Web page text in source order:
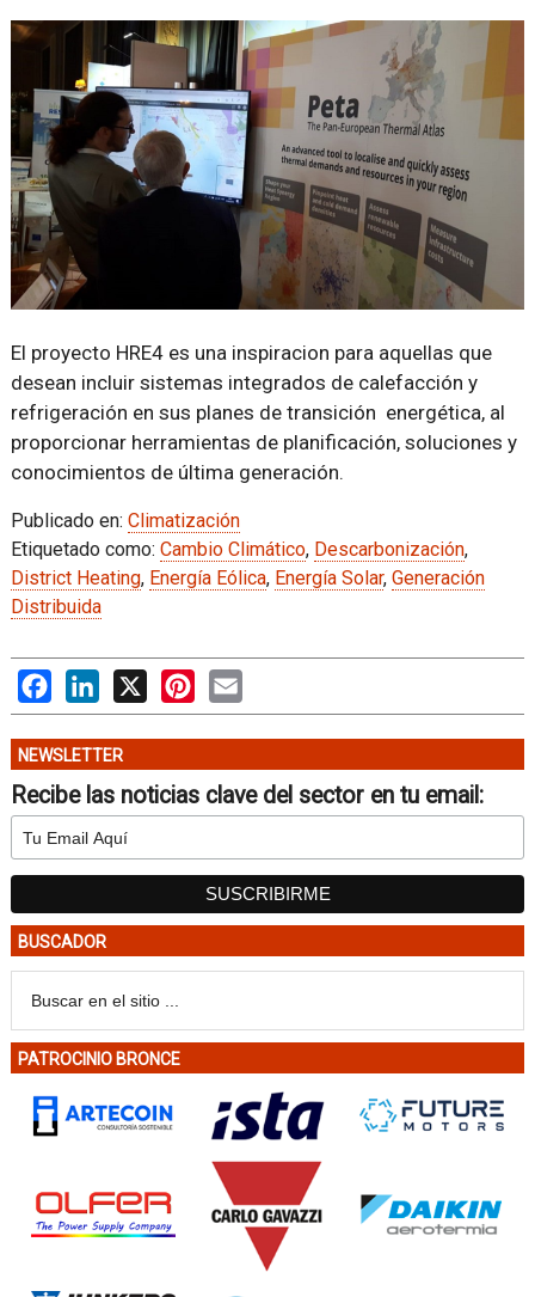
El proyecto HRE4 es una inspiracion para aquellas que
desean incluir sistemas integrados de calefacción y
refrigeración en sus planes de transición energética, al
proporcionar herramientas de planificación, soluciones y
conocimientos de última generación.
Publicado en: Climatización
Etiquetado como: Cambio Climático, Descarbonización,
District Heating, Energía Eólica, Energía Solar, Generación
Distribuida
FacebookLinkedIn
X PinterestEmail
NEWSLETTER
Recibe las noticias clave del sector en tu email:
BUSCADOR
PATROCINIO BRONCE